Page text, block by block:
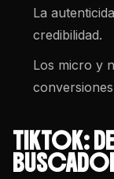
La
credibilidad.
Los micro y
TIKTOK: